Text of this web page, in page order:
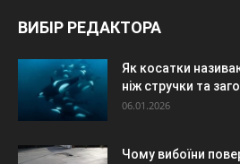
ВИБІР РЕДАКТОРА
Як косатки
ніж стручки та
06.01.2026
Чому вибоїни